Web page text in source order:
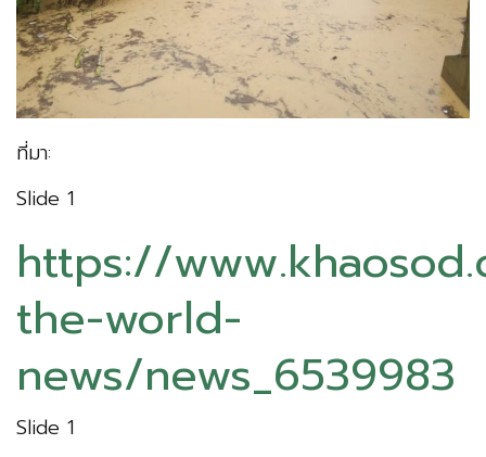
ที่มา:
Slide 1
https://
the-world-
news/news_6539983
Slide 1